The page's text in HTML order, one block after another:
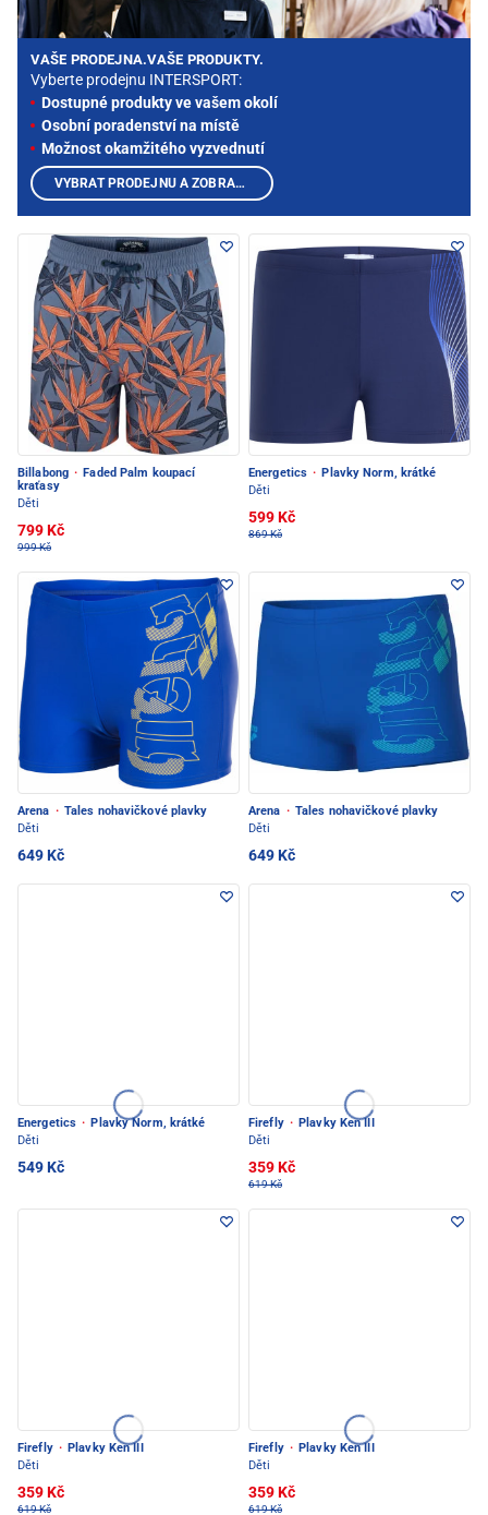
Billabong · Faded Palm koupací
kraťasy
Děti
799 Kč
999 Kč
Energetics · Plavky Norm, krátké
Děti
599 Kč
869 Kč
Arena · Tales nohavičkové plavky
Děti
649 Kč
Arena · Tales nohavičkové plavky
Děti
649 Kč
Energetics · Plavky Norm, krátké
Děti
549 Kč
Firefly · Plavky Ken III
Děti
359 Kč
619 Kč
Firefly · Plavky Ken III
Děti
359 Kč
619 Kč
Firefly · Plavky Ken III
Děti
359 Kč
619 Kč
VAŠE PRODEJNA.VAŠE PRODUKTY.
Vyberte prodejnu INTERSPORT:
Dostupné produkty ve vašem okolí
Osobní poradenství na místě
Možnost okamžitého vyzvednutí
VYBRAT PRODEJNU A ZOBRAZIT PRODUKTY